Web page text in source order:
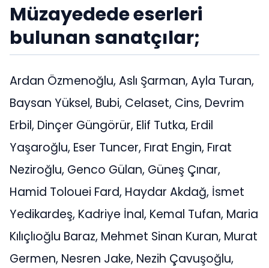
Müzayedede eserleri
bulunan sanatçılar;
Ardan Özmenoğlu, Aslı Şarman, Ayla Turan,
Baysan Yüksel, Bubi, Celaset, Cins, Devrim
Erbil, Dinçer Güngörür, Elif Tutka, Erdil
Yaşaroğlu, Eser Tuncer, Fırat Engin, Fırat
Neziroğlu, Genco Gülan, Güneş Çınar,
Hamid Tolouei Fard, Haydar Akdağ, İsmet
Yedikardeş, Kadriye İnal, Kemal Tufan, Maria
Kılıçlıoğlu Baraz, Mehmet Sinan Kuran, Murat
Germen, Nesren Jake, Nezih Çavuşoğlu,